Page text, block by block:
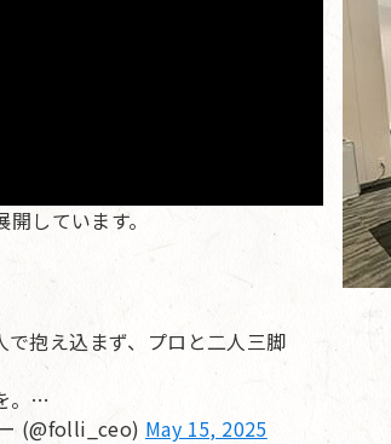
しています。
抱え込まず、プロと二人三脚
。…
(@folli_ceo) May 15, 2025